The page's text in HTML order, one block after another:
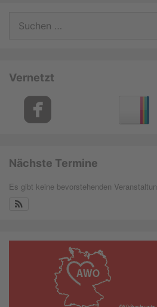
nach:
Vernetzt
Nächste Termine
Es gibt keine bevorstehenden